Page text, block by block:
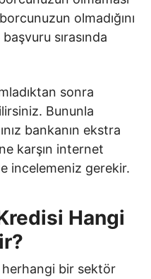
olmadığını
sırasında
sonra
Bununla
bankanın ekstra
karşın internet
incelemeniz gerekir.
Hangi
bir sektör